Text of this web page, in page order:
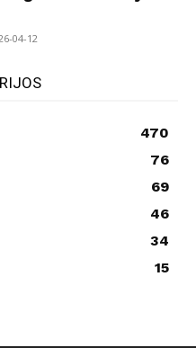
04-12
470
76
69
46
34
15